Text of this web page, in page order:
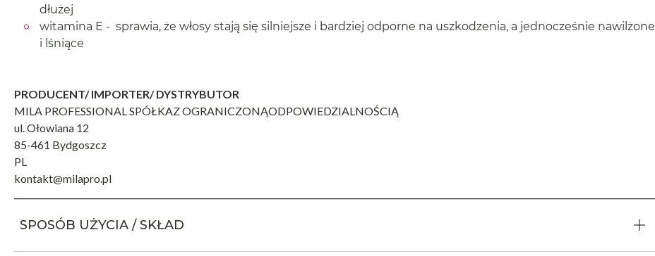
dłużej
witamina E - sprawia, że włosy stają się silniejsze i bardziej odporne na uszkodzenia, a jednocześnie nawilżone
i lśniące
PRODUCENT/ IMPORTER/ DYSTRYBUTOR
MILA PROFESSIONAL SPÓŁKAZ OGRANICZONĄODPOWIEDZIALNOŚCIĄ
ul. Ołowiana 12
85-461 Bydgoszcz
PL
kontakt@milapro.pl
SPOSÓB UŻYCIA / SKŁAD